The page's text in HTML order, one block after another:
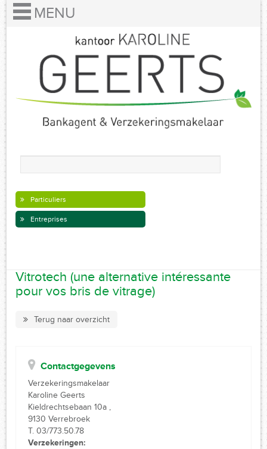
Particuliers
Entreprises
Vitrotech (une alternative intéressante
pour vos bris de vitrage)
Terug naar overzicht
Contactgegevens
Verzekeringsmakelaar
Karoline Geerts
Kieldrechtsebaan 10a ,
9130 Verrebroek
T. 03/773.50.78
Verzekeringen: